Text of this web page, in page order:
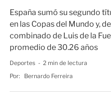
España sumó su segundo
en las Copas del Mundo y,
combinado de Luis de la
promedio de 30.26 años
Deportes
2 min de lectura
Por:
Bernardo Ferreira